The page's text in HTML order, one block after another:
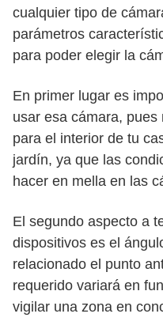
cualquier tipo de
parámetros
para poder elegir la
En primer lugar es
usar esa cámara,
para el interior de tu
jardín, ya que las
hacer en mella en las
El segundo aspecto a
dispositivos es el
relacionado el punto
requerido variará en
vigilar una zona en